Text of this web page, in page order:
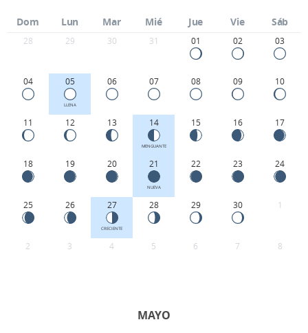
Dom Lun Mar Mié Jue Vie Sáb
28 29 30 31 01 02 03
04 05
LLENA
06 07 08 09 10
11 12 13 14
MENGUANTE
15 16 17
18 19 20 21
NUEVA
22 23 24
25 26 27
CRECIENTE
28 29 30 1
2 3 4 5 6 7 8
MAYO